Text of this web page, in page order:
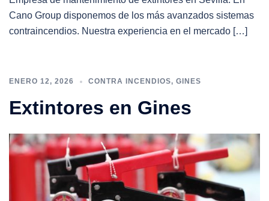
Cano Group disponemos de los más avanzados sistemas
contraincendios. Nuestra experiencia en el mercado […]
ENERO 12, 2026 CONTRA INCENDIOS, GINES
Extintores en Gines